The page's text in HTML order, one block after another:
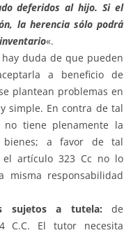
deferidos al hijo. Si el
la herencia sólo podrá
«.
hay duda de que pueden
a beneficio de
plantean problemas en
simple. En contra de tal
tiene plenamente la
bienes; a favor de tal
artículo 323 Cc no lo
misma responsabilidad
sujetos a tutela: de
C.C. El tutor necesita